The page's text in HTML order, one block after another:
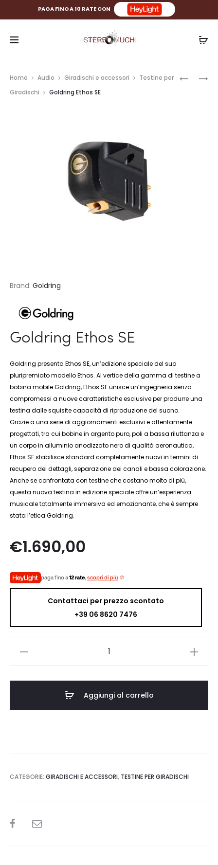
PAGA FINO A 10 RATE CON
Home Audio Giradischi e accessori
Testine per
Giradischi
Goldring Ethos SE
Brand: Goldring
Goldring Ethos SE
Goldring presenta Ethos SE, un’edizione speciale del suo
pluripremiato modello Ethos. Al vertice della gamma di testine a
bobina mobile Goldring, Ethos SE unisce un’ingegneria senza
compromessi a nuove caratteristiche esclusive per produrre una
testina dalle squisite capacità di riproduzione del suono.
Grazie a una serie di aggiornamenti esclusivi e attentamente
progettati, tra cui bobine in argento puro, poli a bassa riluttanza e
un corpo in alluminio anodizzato nero di qualità aeronautica,
Ethos SE stabilisce standard completamente nuovi in ​​termini di
recupero dei dettagli, separazione dei canali e bassa colorazione.
Anche se confrontata con testine che costano molto di più,
questa nuova testina in edizione speciale offre un’esperienza
musicale totalmente immersiva ed emozionante, che è sempre
stata l’etica Goldring.
€1.690,00
paga fino a12 rate, scopri di più
Contattaci per prezzo scontato
+39 06 8620 7476
Aggiungi al carrello
CATEGORIE: GIRADISCHI E ACCESSORI, TESTINE PER GIRADISCHI
SHARE